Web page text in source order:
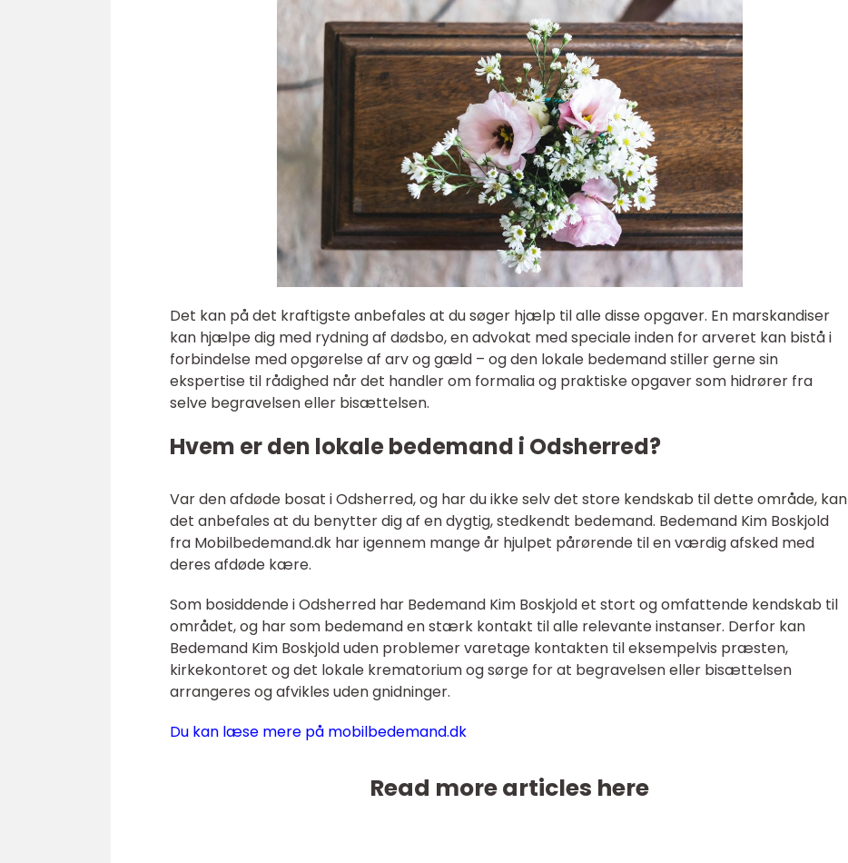
Det kan på det kraftigste anbefales at du søger hjælp til alle disse opgaver. En marskandiser
kan hjælpe dig med rydning af dødsbo, en advokat med speciale inden for arveret kan bistå i
forbindelse med opgørelse af arv og gæld – og den lokale bedemand stiller gerne sin
ekspertise til rådighed når det handler om formalia og praktiske opgaver som hidrører fra
selve begravelsen eller bisættelsen.
Hvem er den lokale bedemand i Odsherred?
Var den afdøde bosat i Odsherred, og har du ikke selv det store kendskab til dette område, kan
det anbefales at du benytter dig af en dygtig, stedkendt bedemand. Bedemand Kim Boskjold
fra Mobilbedemand.dk har igennem mange år hjulpet pårørende til en værdig afsked med
deres afdøde kære.
Som bosiddende i Odsherred har Bedemand Kim Boskjold et stort og omfattende kendskab til
området, og har som bedemand en stærk kontakt til alle relevante instanser. Derfor kan
Bedemand Kim Boskjold uden problemer varetage kontakten til eksempelvis præsten,
kirkekontoret og det lokale krematorium og sørge for at begravelsen eller bisættelsen
arrangeres og afvikles uden gnidninger.
Du kan læse mere på mobilbedemand.dk
Read more articles here